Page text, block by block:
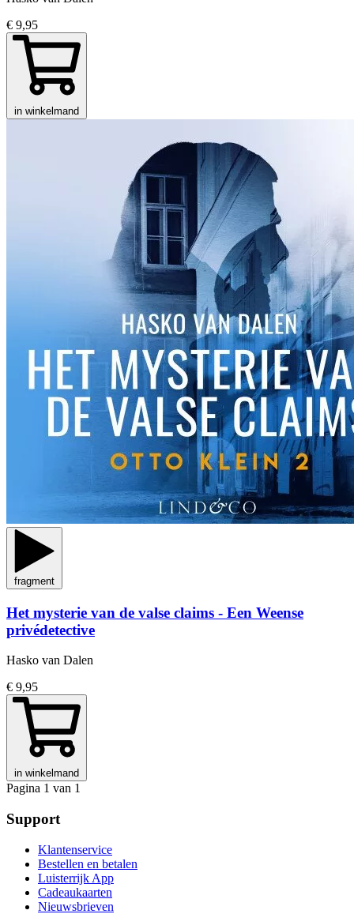
€ 9,95
in winkelmand
fragment
Het mysterie van de valse claims - Een Weense
privédetective
Hasko van Dalen
€ 9,95
in winkelmand
Pagina 1 van 1
Support
Klantenservice
Bestellen en betalen
Luisterrijk App
Cadeaukaarten
Nieuwsbrieven